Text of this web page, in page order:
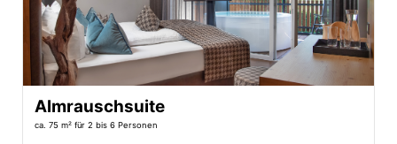
Almrauschsuite
ca. 75 m² für 2 bis 6 Personen